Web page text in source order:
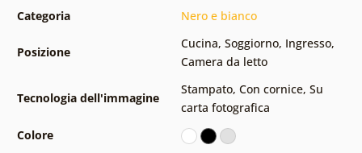
Categoria Nero e bianco
Posizione
Cucina, Soggiorno, Ingresso,
Camera da letto
Tecnologia dell'immagine
Stampato, Con cornice, Su
carta fotografica
Colore